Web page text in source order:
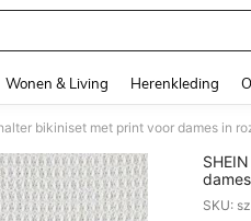
Wonen & Living Herenkleding
bikiniset met print voor dames in
SKU: